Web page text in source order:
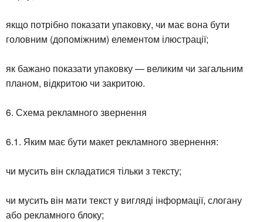
якщо потрібно показати упаковку, чи має вона бути
головним (допоміжним) елементом ілюстрації;
як бажано показати упаковку — великим чи загальним
планом, відкритою чи закритою.
6. Схема рекламного звернення
6.1. Яким має бути макет рекламного звернення:
чи мусить він складатися тільки з тексту;
чи мусить він мати текст у вигляді інформації, слогану
або рекламного блоку;